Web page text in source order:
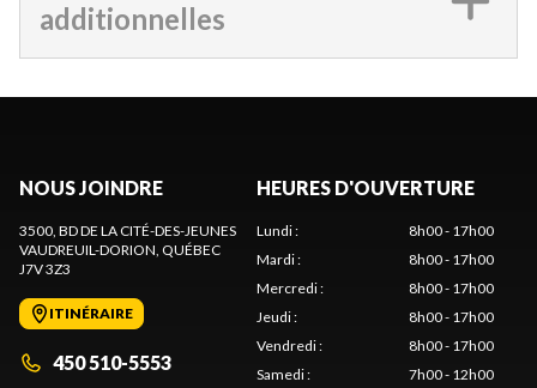
additionnelles
NOUS JOINDRE
3500, BD DE LA CITÉ-DES-JEUNES
VAUDREUIL-DORION, QUÉBEC
J7V 3Z3
ITINÉRAIRE
450 510-5553
HEURES D'OUVERTURE
Lundi:
8h00 - 17h00
Mardi:
8h00 - 17h00
Mercredi:
8h00 - 17h00
Jeudi:
8h00 - 17h00
Vendredi:
8h00 - 17h00
Samedi: 7h00 - 12h00